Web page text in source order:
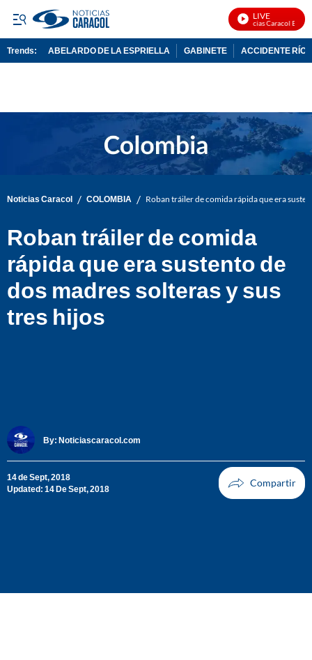
LIVE
Noticias Caracol En
Trends: ABELARDO DE LA ESPRIELLA GABINETE ACCIDENTE RÍO
Noticias Caracol / COLOMBIA / Roban tráiler de comida rápida que era
Roban tráiler de comida
rápida que era sustento de
dos madres solteras y sus
tres hijos
By: Noticiascaracol.com
14 de Sept, 2018
Updated: 14 De Sept, 2018